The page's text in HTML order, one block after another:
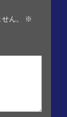
ん。
※